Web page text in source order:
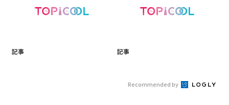
記事 記事
Recommended by